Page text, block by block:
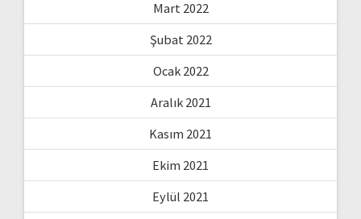
Mart 2022
Şubat 2022
Ocak 2022
Aralık 2021
Kasım 2021
Ekim 2021
Eylül 2021